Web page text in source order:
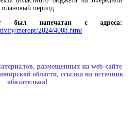
период.
был напечатан с адреса:
meropr/2024/4008.html
размещенных на web-сайте
области, ссылка на источник
обязательна!